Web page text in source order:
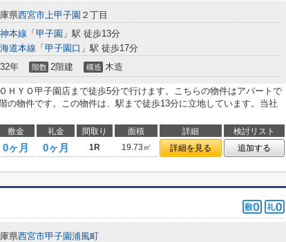
県西宮市上甲子園 ２丁目
本線 「 甲子園 」駅 徒歩13分
道本線 「 甲子園口 」駅 徒歩17分
年 階数 2階建 構造 木造
ＨＹＯ甲子園店まで徒歩5分で行けます。こちらの物件はアパートで
の物件です。この物件は、駅まで徒歩13分に立地しています。当社
敷金 礼金 間取り 面積 詳細
検討リスト
0ヶ月 0ヶ月 1R 19.73㎡ 詳細を見る 追加する
県西宮市甲子園浦風町